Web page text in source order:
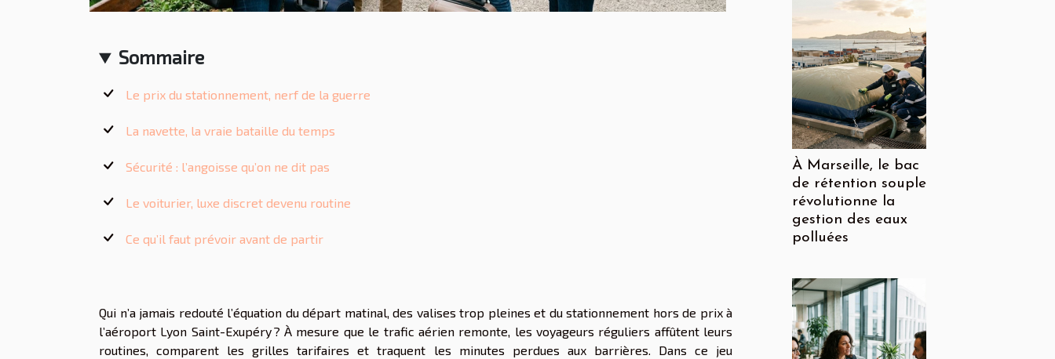
Sommaire
Le prix du stationnement, nerf de la guerre
La navette, la vraie bataille du temps
Sécurité : l’angoisse qu’on ne dit pas
Le voiturier, luxe discret devenu routine
Ce qu’il faut prévoir avant de partir
Qui n’a jamais redouté l’équation du départ matinal, des valises trop pleines et du stationnement hors de prix à
l’aéroport Lyon Saint-Exupéry ? À mesure que le trafic aérien remonte, les voyageurs réguliers affûtent leurs
routines, comparent les grilles tarifaires et traquent les minutes perdues aux barrières. Dans ce jeu
À Marseille, le bac
de rétention souple
révolutionne la
gestion des eaux
polluées